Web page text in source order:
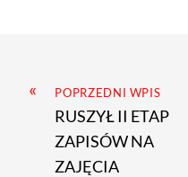
« POPRZEDNI WPIS
RUSZYŁ II ETAP
ZAPISÓW NA
ZAJĘCIA